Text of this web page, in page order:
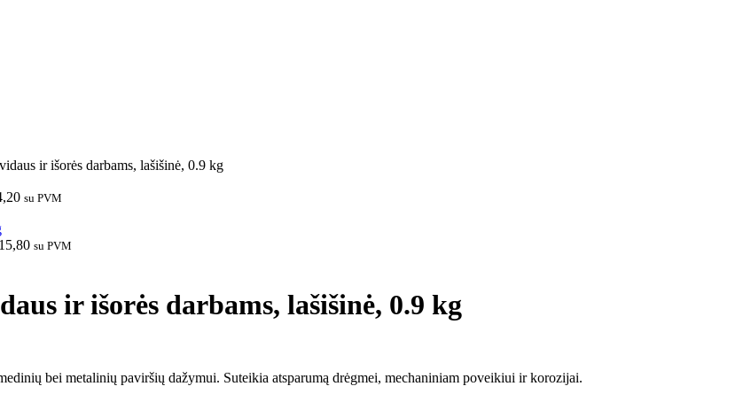
ir išorės darbams, lašišinė, 0.9 kg
su PVM
15,80 su PVM
ir išorės darbams, lašišinė, 0.9 kg
bei metalinių paviršių dažymui. Suteikia atsparumą drėgmei, mechaniniam poveikiui ir korozijai.